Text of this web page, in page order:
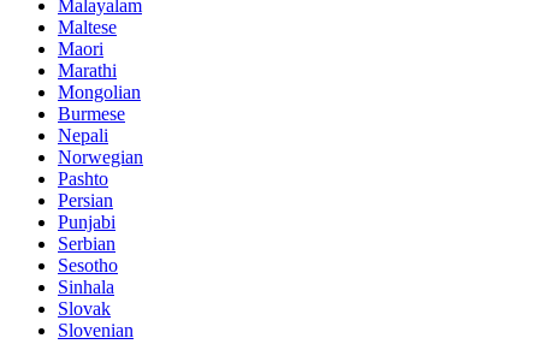
Malayalam
Maltese
Maori
Marathi
Mongolian
Burmese
Nepali
Norwegian
Pashto
Persian
Punjabi
Serbian
Sesotho
Sinhala
Slovak
Slovenian